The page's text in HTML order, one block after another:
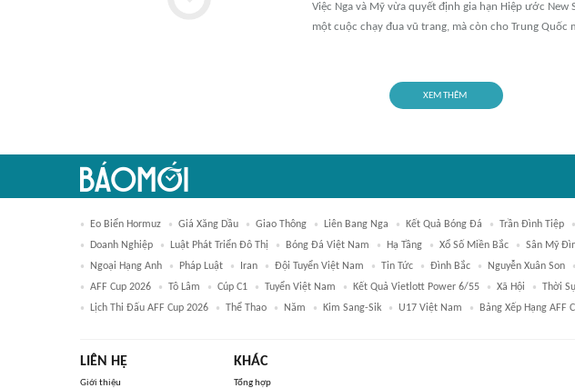
Việc Nga và Mỹ vừa quyết định gia hạn Hiệp ước New
một cuộc chạy đua vũ trang, mà còn cho Trung Quốc
XEM THÊM
Eo Biển Hormuz Giá Xăng Dầu Giao Thông Liên Bang Nga Kết Quả Bóng Đá Trần Đình Tiệp
Doanh Nghiệp
Luật Phát Triển Đô Thị Bóng Đá Việt Nam Hạ Tầng Xổ Số Miền Bắc Sân Mỹ
Ngoại Hạng Anh
Pháp Luật Iran Đội Tuyển Việt Nam Tin Tức Đình Bắc Nguyễn Xuân Son
AFF Cup 2026
Tô Lâm Cúp C1 Tuyển Việt Nam Kết Quả Vietlott Power 6/55 Xã Hội Thời
Lịch Thi Đấu AFF Cup 2026
Thể Thao Năm Kim Sang-Sik U17 Việt Nam Bảng Xếp Hạng AFF
LIÊN HỆ
Giới thiệu
KHÁC
Tổng hợp